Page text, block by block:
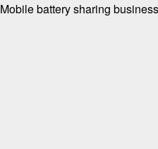
Mobile battery sharing business